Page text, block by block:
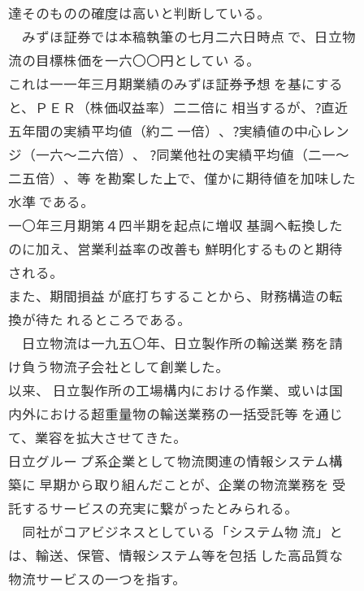
達そのものの確度は高いと判断している。
みずほ証券では本稿執筆の七月二六日時点 で、日立物
流の目標株価を一六〇〇円としてい る。
これは一一年三月期業績のみずほ証券予想 を基にする
と、ＰＥＲ（株価収益率）二二倍に 相当するが、?直近
五年間の実績平均値（約二 一倍）、?実績値の中心レン
ジ（一六〜二六倍）、 ?同業他社の実績平均値（二一〜
二五倍）、等 を勘案した上で、僅かに期待値を加味した
水準 である。
一〇年三月期第４四半期を起点に増収 基調へ転換した
のに加え、営業利益率の改善も 鮮明化するものと期待
される。
また、期間損益 が底打ちすることから、財務構造の転
換が待た れるところである。
日立物流は一九五〇年、日立製作所の輸送業 務を請
け負う物流子会社として創業した。
以来、 日立製作所の工場構内における作業、或いは国
内外における超重量物の輸送業務の一括受託等 を通じ
て、業容を拡大させてきた。
日立グルー プ系企業として物流関連の情報システム構
築に 早期から取り組んだことが、企業の物流業務を 受
託するサービスの充実に繋がったとみられる。
同社がコアビジネスとしている「システム物 流」と
は、輸送、保管、情報システム等を包括 した高品質な
物流サービスの一つを指す。